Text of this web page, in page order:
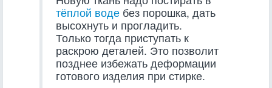
тёплой воде без порошка, дать
высохнуть и прогладить.
Только тогда приступать к
раскрою деталей. Это позволит
позднее избежать деформации
готового изделия при стирке.